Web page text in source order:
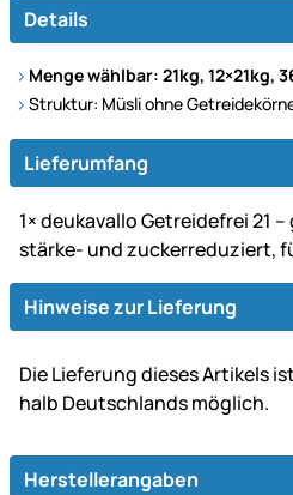
Details
Menge wählbar: 21kg, 12×21kg,
Struktur: Müsli ohne
Lieferumfang
1× deukavallo Getreidefrei 21
stärke- und zuckerreduziert,
Hinweise zur Lieferung
Die Lie­fe­rung dieses Artikels
halb Deutsch­lands möglich.
Herstellerangaben